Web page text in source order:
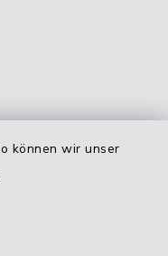
können wir unser